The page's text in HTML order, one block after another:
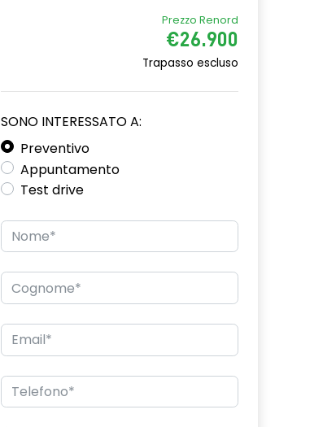
Prezzo Renord
€26.900
Trapasso escluso
SONO INTERESSATO A:
Preventivo
Appuntamento
Test drive